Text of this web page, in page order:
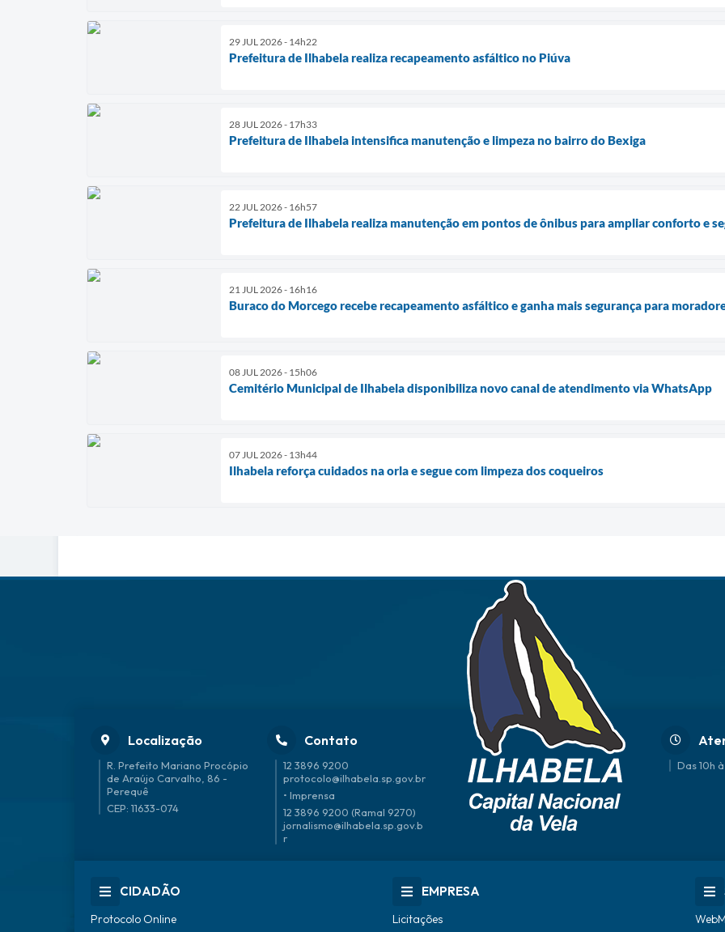
29 JUL 2026 - 14h22
Prefeitura de Ilhabela realiza recapeamento asfáltico no Piúva
28 JUL 2026 - 17h33
Prefeitura de Ilhabela intensifica manutenção e limpeza no bairro do Bexiga
22 JUL 2026 - 16h57
Prefeitura de Ilhabela realiza manutenção em pontos de ônibus para ampliar conforto e
21 JUL 2026 - 16h16
Buraco do Morcego recebe recapeamento asfáltico e ganha mais segurança para
08 JUL 2026 - 15h06
Cemitério Municipal de Ilhabela disponibiliza novo canal de atendimento via WhatsApp
07 JUL 2026 - 13h44
Ilhabela reforça cuidados na orla e segue com limpeza dos coqueiros
Localização
R. Prefeito Mariano Procópio
de Araújo Carvalho, 86 -
Perequê
CEP: 11633-074
Contato
12 3896 9200
protocolo@ilhabela.sp.gov.br
• Imprensa
12 3896 9200 (Ramal 9270)
jornalismo@ilhabela.sp.gov.b
r
Das 10h
CIDADÃO
Protocolo Online
EMPRESA
Licitações